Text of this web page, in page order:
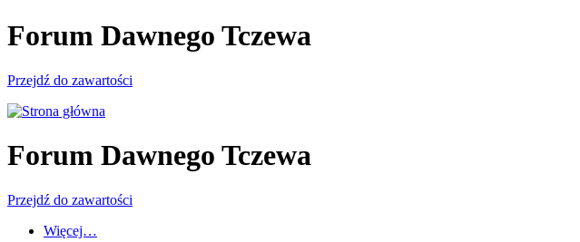
Forum Dawnego Tczewa
Przejdź do zawartości
Forum Dawnego Tczewa
Przejdź do zawartości
Więcej…